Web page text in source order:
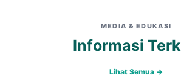
MEDIA & EDUKASI
Informasi
Lihat Semua →